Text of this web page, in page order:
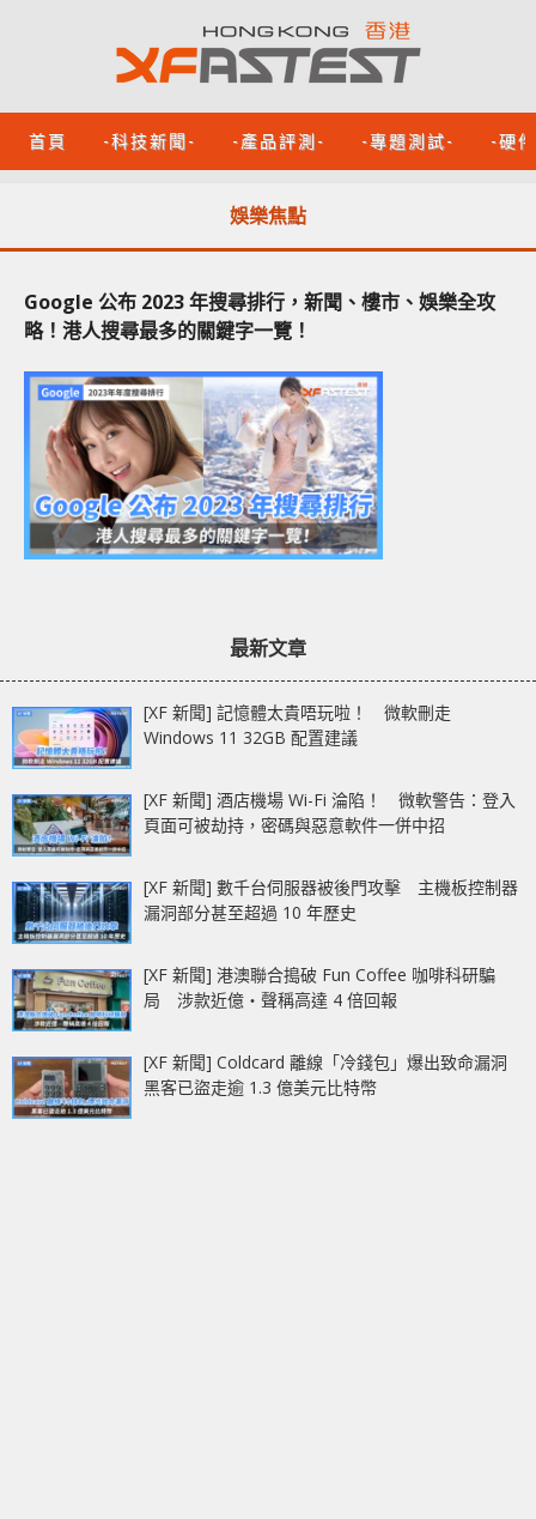
首頁 -科技新聞- -產品評測- -專題測試- -硬
娛樂焦點
Google 公布 2023 年搜尋排行，新聞、樓市、娛樂全攻
略！港人搜尋最多的關鍵字一覽！
最新文章
[XF 新聞] 記憶體太貴唔玩啦！ 微軟刪走
Windows 11 32GB 配置建議
[XF 新聞] 酒店機場 Wi-Fi 淪陷！ 微軟警告：登入
頁面可被劫持，密碼與惡意軟件一併中招
[XF 新聞] 數千台伺服器被後門攻擊 主機板控制器
漏洞部分甚至超過 10 年歷史
[XF 新聞] 港澳聯合搗破 Fun Coffee 咖啡科研騙
局 涉款近億‧聲稱高達 4 倍回報
[XF 新聞] Coldcard 離線「冷錢包」爆出致命漏洞
黑客已盜走逾 1.3 億美元比特幣